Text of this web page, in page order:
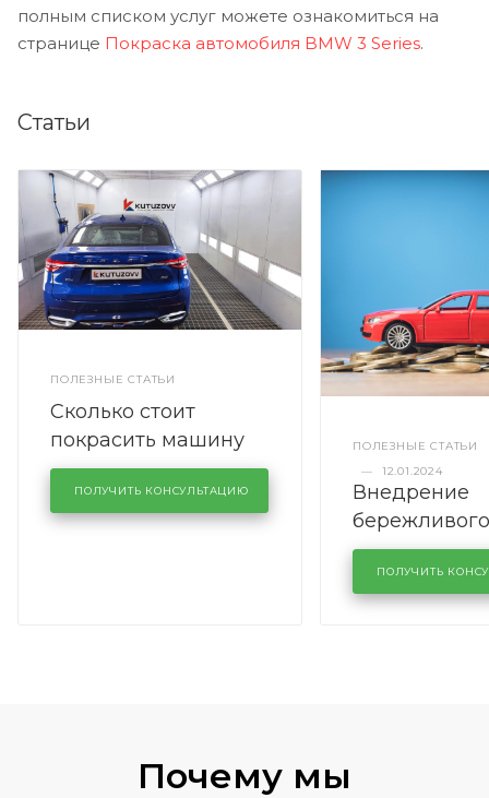
полным списком услуг можете ознакомиться на
странице Покраска автомобиля BMW 3 Series.
Статьи
ПОЛЕЗНЫЕ СТАТЬИ
Сколько стоит
покрасить машину
полностью
ПОЛУЧИТЬ КОНСУЛЬТАЦИЮ
ПОЛЕЗНЫЕ СТАТЬИ
—
12.01.2024
Внедрение
бережливого
кузовном
KUTUZOVV
ПОЛУЧИТЬ
Почему мы